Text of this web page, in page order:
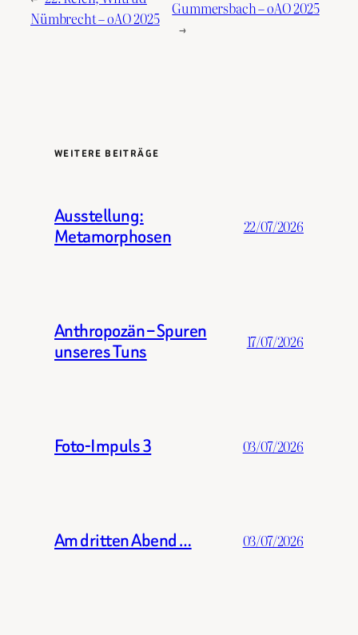
Nümbrecht – oAO 2025
Gummersbach – oAO 2025
→
WEITERE BEITRÄGE
Ausstellung:
Metamorphosen
22/07/2026
Anthropozän – Spuren
unseres Tuns
17/07/2026
Foto-Impuls 3 03/07/2026
Am dritten Abend … 03/07/2026